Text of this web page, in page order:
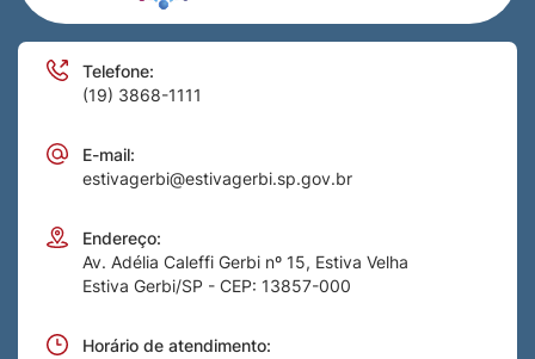
Telefone:
(19) 3868-1111
E-mail:
estivagerbi@estivagerbi.sp.gov.br
Endereço:
Av. Adélia Caleffi Gerbi nº 15, Estiva Velha
Estiva Gerbi/SP - CEP: 13857-000
Horário de atendimento: